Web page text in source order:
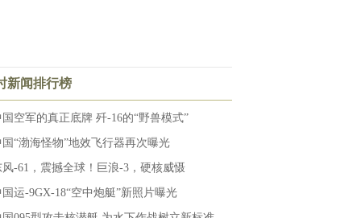
新闻排行榜
国空军的真正底牌 歼-16的“野兽模式”
国“渤海怪物”地效飞行器再次曝光
风-61，震撼全球！巨浪-3，硬核威慑
国运-9GX-18“空中炮艇”新照片曝光